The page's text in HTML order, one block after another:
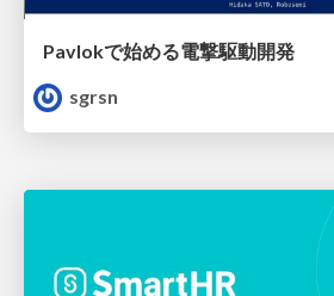
Pavlokで始める電撃駆動開発
sgrsn